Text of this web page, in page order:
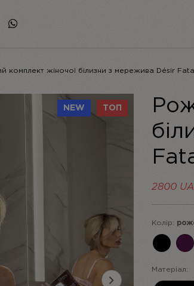
комплект жіночої білизни з мережива Désir
NEW ТОП
Next
2800
Колір:
Матеріал: